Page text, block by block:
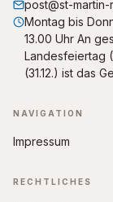
post@st-
Montag bis
13.00 Uhr An
Landesfeiertag
(31.12.) ist das
NAVIGATION
Impressum
RECHTLICHES